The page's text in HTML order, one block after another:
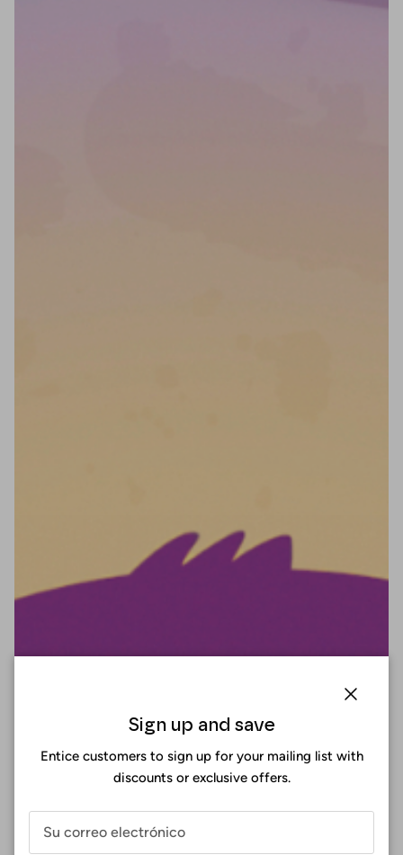
Sign up and save
Entice customers to sign up for your mailing list with
discounts or exclusive offers.